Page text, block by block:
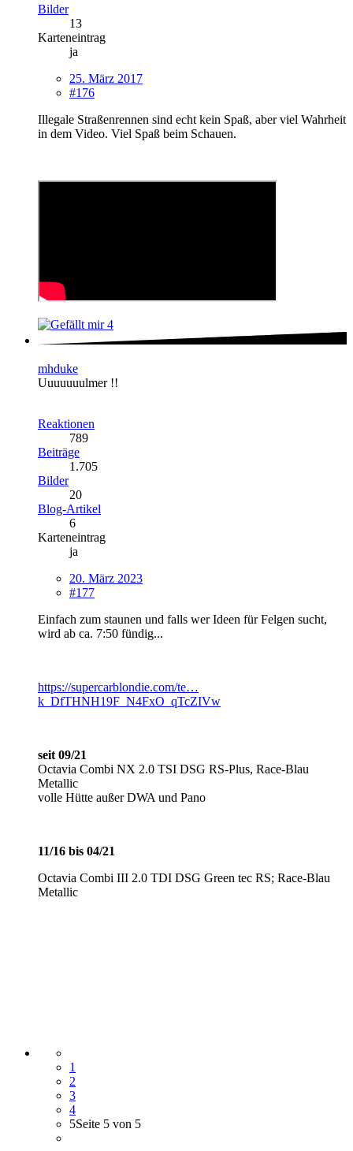
Bilder
13
Karteneintrag
ja
25. März 2017
#176
Illegale Straßenrennen sind echt kein Spaß, aber viel Wahrheit
in dem Video. Viel Spaß beim Schauen.
4
mhduke
Uuuuuuulmer !!
Reaktionen
789
Beiträge
1.705
Bilder
20
Blog-Artikel
6
Karteneintrag
ja
20. März 2023
#177
Einfach zum staunen und falls wer Ideen für Felgen sucht,
wird ab ca. 7:50 fündig...
https://supercarblondie.com/te…
k_DfTHNH19F_N4FxO_qTcZIVw
seit 09/21
Octavia Combi NX 2.0 TSI DSG RS-Plus, Race-Blau
Metallic
volle Hütte außer DWA und Pano
11/16 bis 04/21
Octavia Combi III 2.0 TDI DSG Green tec RS; Race-Blau
Metallic
1
2
3
4
5Seite 5 von 5